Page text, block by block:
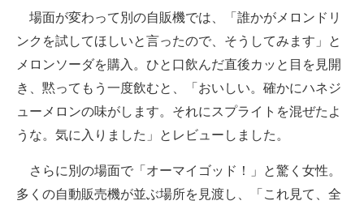
場面が変わって別の自販機では、「誰かがメロンドリ
ンクを試してほしいと言ったので、そうしてみます」と
メロンソーダを購入。ひと口飲んだ直後カッと目を見開
き、黙ってもう一度飲むと、「おいしい。確かにハネジ
ューメロンの味がします。それにスプライトを混ぜたよ
うな。気に入りました」とレビューしました。
さらに別の場面で「オーマイゴッド！」と驚く女性。
多くの自動販売機が並ぶ場所を見渡し、「これ見て、全